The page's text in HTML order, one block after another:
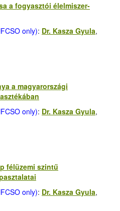
a fogyasztói élelmiszer-
only): Dr. Kasza Gyula,
a magyarországi
only): Dr. Kasza Gyula,
félüzemi szintű
only): Dr. Kasza Gyula,